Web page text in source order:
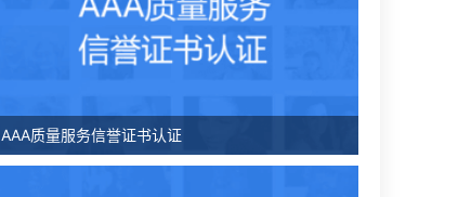
AAA质量服务信誉证书认证